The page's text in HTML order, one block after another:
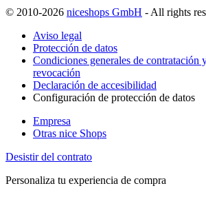
© 2010-2026 niceshops GmbH - All rights
Aviso legal
Protección de datos
Condiciones generales de contratación
revocación
Declaración de accesibilidad
Configuración de protección de datos
Empresa
Otras nice Shops
Desistir del contrato
Personaliza tu experiencia de compra